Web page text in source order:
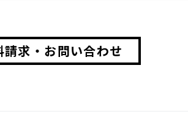
請求・お問い合わせ